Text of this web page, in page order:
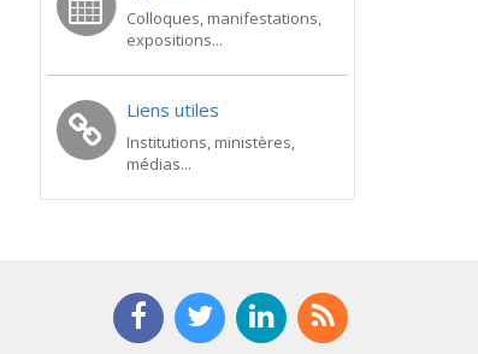
Colloques, manifestations,
expositions...
Liens utiles
Institutions, ministères,
médias...